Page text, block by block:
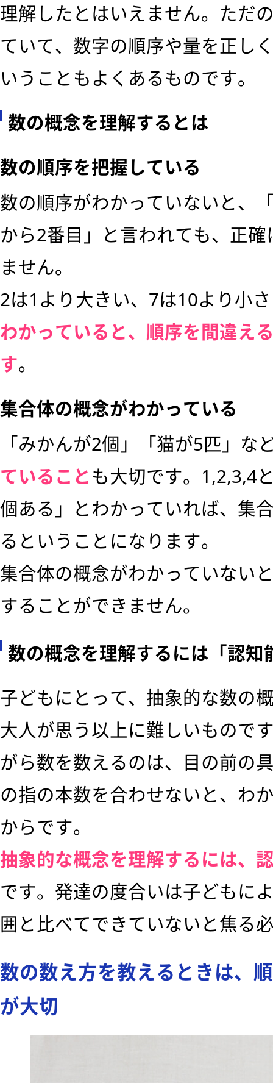
理解したとはいえません。ただ
ていて、数字の順序や量を正し
いうこともよくあるものです。
数の概念を理解するとは
数の順序を把握している
数の順序がわかっていないと、
から2番目」と言われても、正
ません。
2は1より大きい、7は10より小
わかっていると、順序を間違え
す。
集合体の概念がわかっている
「みかんが2個」「猫が5匹」な
ていることも大切です。1,2,3,4
個ある」とわかっていれば、集
るということになります。
集合体の概念がわかっていない
することができません。
数の概念を理解するには「認知
子どもにとって、抽象的な数の
大人が思う以上に難しいもので
がら数を数えるのは、目の前の
の指の本数を合わせないと、わ
からです。
抽象的な概念を理解するには、
です。発達の度合いは子どもに
囲と比べてできていないと焦る
数の数え方を教えるときは、
が大切